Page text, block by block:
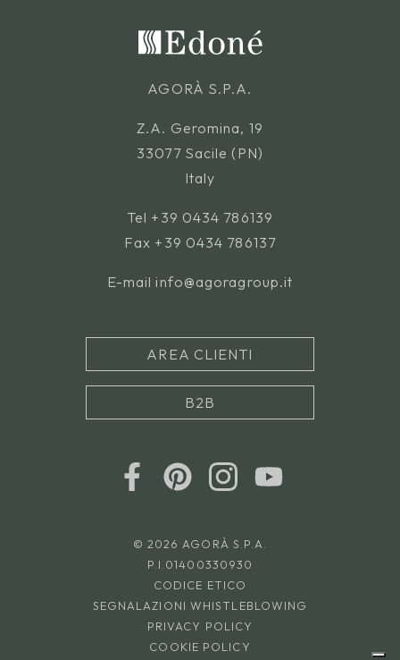
AGORÀ S.P.A.
Z.A. Geromina, 19
33077 Sacile (PN)
Italy
Tel +39 0434 786139
Fax +39 0434 786137
E-mail info@agoragroup.it
AREA CLIENTI
B2B
© 2026 AGORÀ S.P.A.
P.I.01400330930
CODICE ETICO
SEGNALAZIONI WHISTLEBLOWING
PRIVACY POLICY
COOKIE POLICY